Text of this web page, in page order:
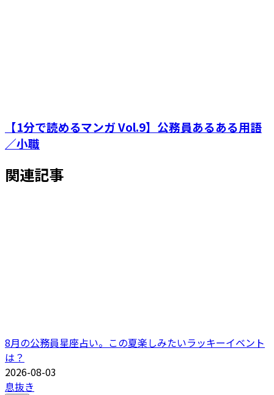
【1分で読めるマンガ Vol.9】公務員あるある用語
／小職
関連記事
8月の公務員星座占い。この夏楽しみたいラッキーイベント
は？
2026-08-03
息抜き